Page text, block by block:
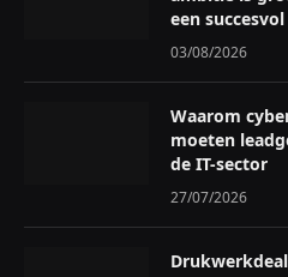
een succesvol
03/08/2026
Waarom
moeten
de IT-sector
27/07/2026